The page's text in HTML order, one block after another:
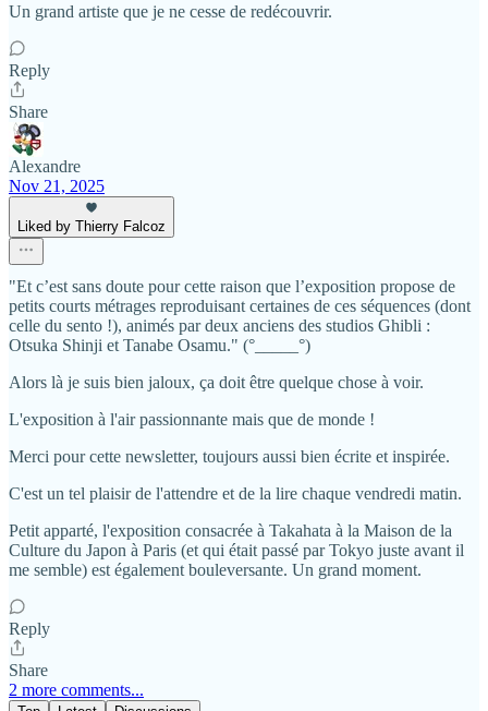
Un grand artiste que je ne cesse de redécouvrir.
Reply
Share
Alexandre
Nov 21, 2025
Liked by Thierry Falcoz
"Et c’est sans doute pour cette raison que l’exposition propose de
petits courts métrages reproduisant certaines de ces séquences (dont
celle du sento !), animés par deux anciens des studios Ghibli :
Otsuka Shinji et Tanabe Osamu." (°_____°)
Alors là je suis bien jaloux, ça doit être quelque chose à voir.
L'exposition à l'air passionnante mais que de monde !
Merci pour cette newsletter, toujours aussi bien écrite et inspirée.
C'est un tel plaisir de l'attendre et de la lire chaque vendredi matin.
Petit apparté, l'exposition consacrée à Takahata à la Maison de la
Culture du Japon à Paris (et qui était passé par Tokyo juste avant il
me semble) est également bouleversante. Un grand moment.
Reply
Share
2 more comments...